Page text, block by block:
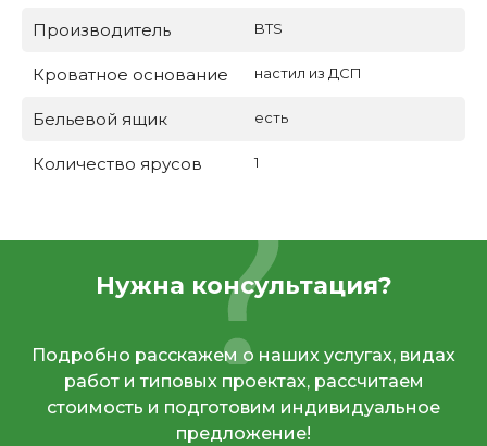
Производитель BTS
Кроватное основание настил из ДСП
Бельевой ящик есть
Количество ярусов 1
Нужна консультация?
Подробно расскажем о наших услугах, видах
работ и типовых проектах, рассчитаем
стоимость и подготовим индивидуальное
предложение!